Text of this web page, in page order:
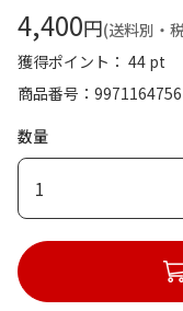
4,400円(送料別・
獲得ポイント： 44 pt
商品番号
9971164756
数量
1